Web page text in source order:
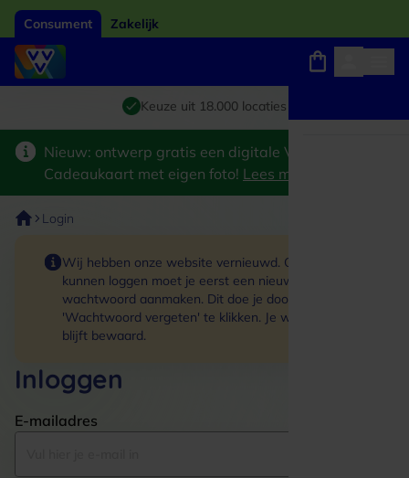
Consument Zakelijk
Giftcard van het jaar 2026
Keuze uit 18.000 locaties
Winkels, webshops en uitjes
Nieuw: ontwerp gratis een digitale VVV
Cadeaukaart met eigen foto! Lees meer
Login
Wij hebben onze website vernieuwd. Om in te
kunnen loggen moet je eerst een nieuw
wachtwoord aanmaken. Dit doe je door op de link
'Wachtwoord vergeten' te klikken. Je winkelmand
blijft bewaard.
Inloggen
E-mailadres